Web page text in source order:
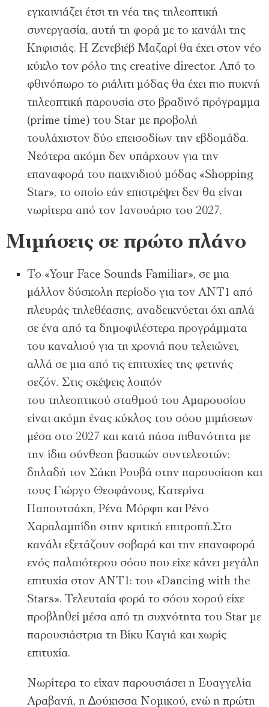
εγκαινιάζει έτσι τη νέα της τηλεοπτική
συνεργασία, αυτή τη φορά µε το κανάλι της
Κηφισιάς. Η Ζενεβιέβ Μαζαρί θα έχει στον νέο
κύκλο τον ρόλο της creative director. Από το
φθινόπωρο το ριάλιτι µόδας θα έχει πιο πυκνή
τηλεοπτική παρουσία στο βραδινό πρόγραµµα
(prime time) του Star µε προβολή
τουλάχιστον δύο επεισοδίων την εβδοµάδα.
Νεότερα ακόµη δεν υπάρχουν για την
επαναφορά του παιχνιδιού µόδας «Shopping
Star», το οποίο εάν επιστρέψει δεν θα είναι
νωρίτερα από τον Ιανουάριο του 2027.
Μιµήσεις σε πρώτο πλάνο
Το «Your Face Sounds Familiar», σε µια
µάλλον δύσκολη περίοδο για τον ΑΝΤ1 από
πλευράς τηλεθέασης, αναδεικνύεται όχι απλά
σε ένα από τα δηµοφιλέστερα προγράµµατα
του καναλιού για τη χρονιά που τελειώνει,
αλλά σε µια από τις επιτυχίες της φετινής
σεζόν. Στις σκέψεις λοιπόν
του τηλεοπτικού σταθµού του Αµαρουσίου
είναι ακόµη ένας κύκλος του σόου µιµήσεων
µέσα στο 2027 και κατά πάσα πιθανότητα µε
την ίδια σύνθεση βασικών συντελεστών:
δηλαδή τον Σάκη Ρουβά στην παρουσίαση και
τους Γιώργο Θεοφάνους, Κατερίνα
Παπουτσάκη, Ρένα Μόρφη και Ρένο
Χαραλαµπίδη στην κριτική επιτροπή.Στο
κανάλι εξετάζουν σοβαρά και την επαναφορά
ενός παλαιότερου σόου που είχε κάνει µεγάλη
επιτυχία στον ΑΝΤ1: του «Dancing with the
Stars». Τελευταία φορά το σόου χορού είχε
προβληθεί µέσα από τη συχνότητα του Star µε
παρουσιάστρια τη Βίκυ Καγιά και χωρίς
επιτυχία.
Νωρίτερα το είχαν παρουσιάσει η Ευαγγελία
Αραβανή, η ∆ούκισσα Νοµικού, ενώ η πρώτη